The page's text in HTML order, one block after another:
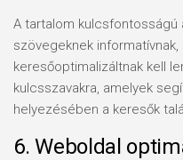
A tartalom kulcsfontosságú
szövegeknek informatívnak,
keresőoptimalizáltnak kell
kulcsszavakra, amelyek
helyezésében a keresők
6. Weboldal